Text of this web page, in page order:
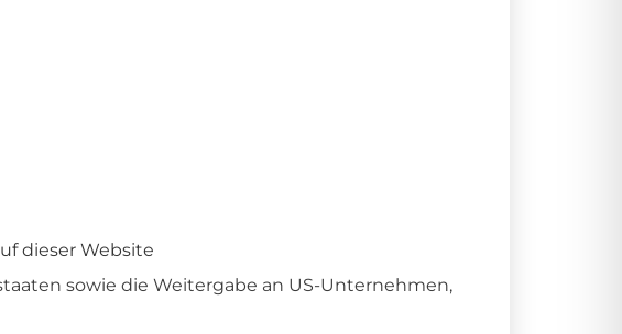
dieser Website
sowie die Weitergabe an US-Unternehmen,